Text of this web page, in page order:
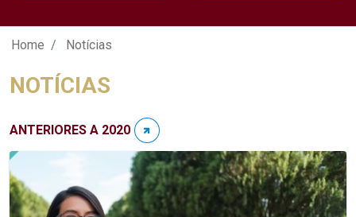
Notícias - Unicap
Home Notícias
NOTÍCIAS
ANTERIORES A 2020